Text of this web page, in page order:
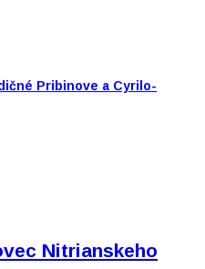
Pribinove a Cyrilo-
Nitrianskeho